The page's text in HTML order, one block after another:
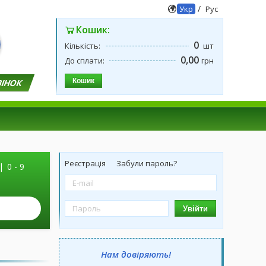
Укр / Рус
Кошик:
Кількість: 0 шт
До сплати:
0,00 грн
Кошик
| 0 - 9
Реєстрація Забули пароль?
Увійти
Нам довіряють!